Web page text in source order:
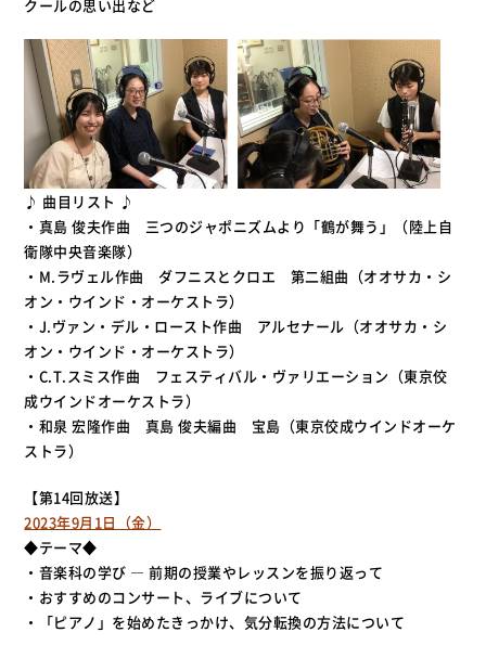
クールの思い出など
♪ 曲目リスト ♪
・真島 俊夫作曲 三つのジャポニズムより「鶴が舞う」（陸上自
衛隊中央音楽隊）
・M.ラヴェル作曲 ダフニスとクロエ 第二組曲（オオサカ・シ
オン・ウインド・オーケストラ）
・J.ヴァン・デル・ロースト作曲 アルセナール（オオサカ・シ
オン・ウインド・オーケストラ）
・C.T.スミス作曲 フェスティバル・ヴァリエーション（東京佼
成ウインドオーケストラ）
・和泉 宏隆作曲 真島 俊夫編曲 宝島（東京佼成ウインドオーケ
ストラ）
【第14回放送】
2023年9月1日（金）
◆テーマ◆
・音楽科の学び ― 前期の授業やレッスンを振り返って
・おすすめのコンサート、ライブについて
・「ピアノ」を始めたきっかけ、気分転換の方法について